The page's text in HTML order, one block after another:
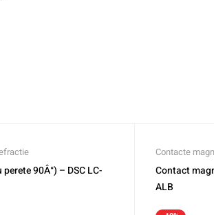
90Â°) – DSC LC-
Contacte
Contact
ALB